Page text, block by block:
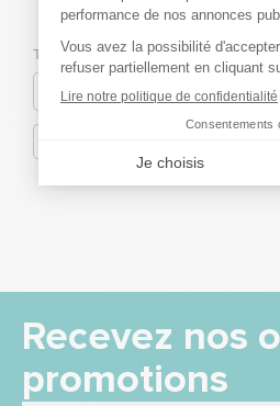
étoile 0
Trier les avis
Recevez nos
promotions